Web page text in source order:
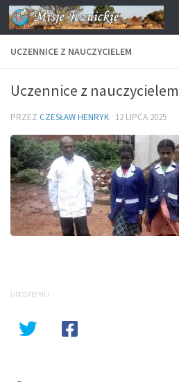
Przejdź do treści
UCZENNICE Z NAUCZYCIELEM
Uczennice z nauczycielem
PRZEZ CZESŁAW HENRYK · 12 LIPCA 2025
UDOSTĘPNIJ